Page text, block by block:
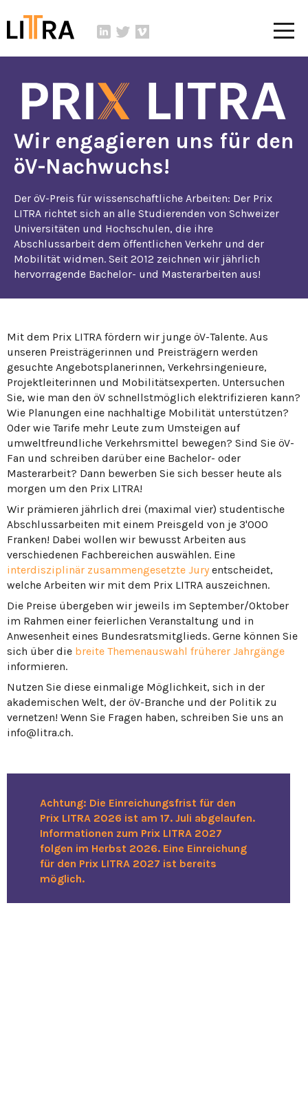
Wir engagieren uns für den
öV-Nachwuchs!
Der öV-Preis für wissenschaftliche Arbeiten: Der Prix
LITRA richtet sich an alle Studierenden von Schweizer
Universitäten und Hochschulen, die ihre
Abschlussarbeit dem öffentlichen Verkehr und der
Mobilität widmen. Seit 2012 zeichnen wir jährlich
hervorragende Bachelor- und Masterarbeiten aus!
Mit dem Prix LITRA fördern wir junge öV-Talente. Aus
unseren Preisträgerinnen und Preisträgern werden
gesuchte Angebotsplanerinnen, Verkehrsingenieure,
Projektleiterinnen und Mobilitätsexperten. Untersuchen
Sie, wie man den öV schnellstmöglich elektrifizieren kann?
Wie Planungen eine nachhaltige Mobilität unterstützen?
Oder wie Tarife mehr Leute zum Umsteigen auf
umweltfreundliche Verkehrsmittel bewegen? Sind Sie öV-
Fan und schreiben darüber eine Bachelor- oder
Masterarbeit? Dann bewerben Sie sich besser heute als
morgen um den Prix LITRA!
Wir prämieren jährlich drei (maximal vier) studentische
Abschlussarbeiten mit einem Preisgeld von je 3'000
Franken! Dabei wollen wir bewusst Arbeiten aus
verschiedenen Fachbereichen auswählen. Eine
interdisziplinär zusammengesetzte Juryentscheidet,
welche Arbeiten wir mit dem Prix LITRA auszeichnen.
Die Preise übergeben wir jeweils im September/Oktober
im Rahmen einer feierlichen Veranstaltung und in
Anwesenheit eines Bundesratsmitglieds. Gerne können Sie
sich über die breite Themenauswahl früherer Jahrgänge
informieren.
Nutzen Sie diese einmalige Möglichkeit, sich in der
akademischen Welt, der öV-Branche und der Politik zu
vernetzen! Wenn Sie Fragen haben, schreiben Sie uns an
info@litra.ch.
Achtung: Die Einreichungsfrist für den
Prix LITRA 2026 ist am 17. Juli abgelaufen.
Informationen zum Prix LITRA 2027
folgen im Herbst 2026. Eine Einreichung
für den Prix LITRA 2027 ist bereits
möglich.